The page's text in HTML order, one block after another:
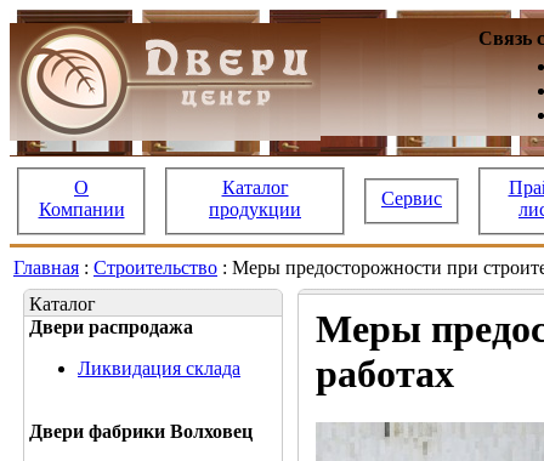
Связь
О
Компании
Каталог
продукции
Сервис
Главная : Строительство : Меры предосторожности при
Каталог
Двери распродажа
Ликвидация склада
Двери фабрики Волховец
Меры
работах